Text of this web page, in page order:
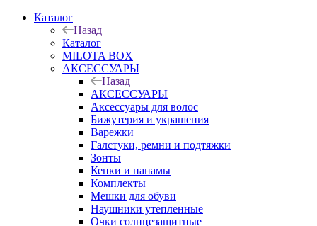
Каталог
Назад
Каталог
MILOTA BOX
АКСЕССУАРЫ
Назад
АКСЕССУАРЫ
Аксессуары для волос
Бижутерия и украшения
Варежки
Галстуки, ремни и подтяжки
Зонты
Кепки и панамы
Комплекты
Мешки для обуви
Наушники утепленные
Очки солнцезащитные